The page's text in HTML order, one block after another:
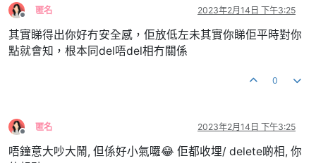
離線
匿名 2023年2月14日 下午3:25
其實睇得出你好冇安全感，佢放低左未其實你睇佢平時對你
點就會知，根本同del唔del相冇關係
0
離線
匿名 2023年2月14日 下午3:25
唔鐘意大吵大鬧, 但係好小氣囉😂 佢都收埋/ delete啲相, 你